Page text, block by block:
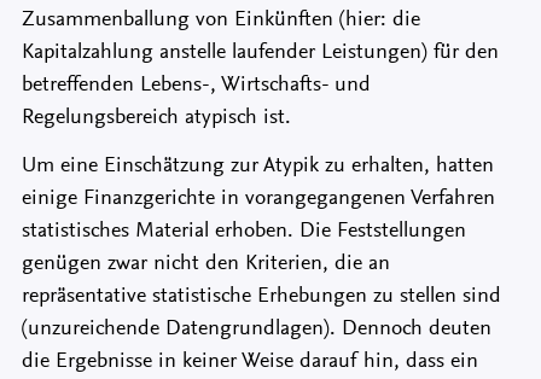
Zusammenballung von Einkünften (hier: die
Kapitalzahlung anstelle laufender Leistungen) für den
betreffenden Lebens-, Wirtschafts- und
Regelungsbereich atypisch ist.
Um eine Einschätzung zur Atypik zu erhalten, hatten
einige Finanzgerichte in vorangegangenen Verfahren
statistisches Material erhoben. Die Feststellungen
genügen zwar nicht den Kriterien, die an
repräsentative statistische Erhebungen zu stellen sind
(unzureichende Datengrundlagen). Dennoch deuten
die Ergebnisse in keiner Weise darauf hin, dass ein